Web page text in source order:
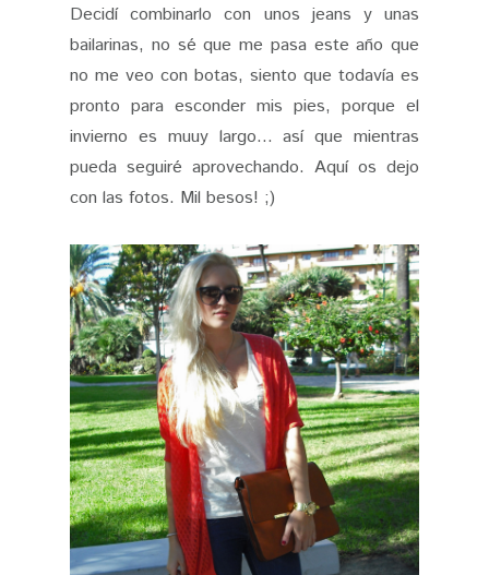
Decidí combinarlo con unos jeans y unas
bailarinas, no sé que me pasa este año que
no me veo con botas, siento que todavía es
pronto para esconder mis pies, porque el
invierno es muuy largo... así que mientras
pueda seguiré aprovechando. Aquí os dejo
con las fotos. Mil besos! ;)